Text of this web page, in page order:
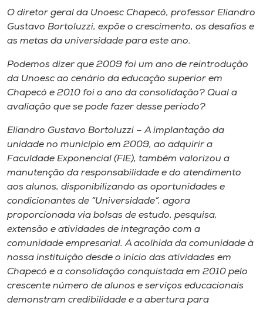
Unoesc
Selecione
o idioma
O diretor geral da Unoesc Chapecó, professor Eliandro
Gustavo Bortoluzzi, expõe o crescimento, os desafios e
as metas da universidade para este ano.
Podemos dizer que 2009 foi um ano de reintrodução
da Unoesc ao cenário da educação superior em
Chapecó e 2010 foi o ano da consolidação? Qual a
avaliação que se pode fazer desse período?
Eliandro Gustavo Bortoluzzi – A implantação da
unidade no município em 2009, ao adquirir a
Faculdade Exponencial (FIE), também valorizou a
manutenção da responsabilidade e do atendimento
aos alunos, disponibilizando as oportunidades e
condicionantes de “Universidade”, agora
proporcionada via bolsas de estudo, pesquisa,
extensão e atividades de integração com a
comunidade empresarial. A acolhida da comunidade à
nossa instituição desde o início das atividades em
Chapecó e a consolidação conquistada em 2010 pelo
crescente número de alunos e serviços educacionais
demonstram credibilidade e a abertura para